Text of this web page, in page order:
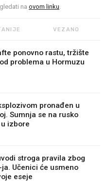
na ovom linku
VEZANO
ponovno rastu, tržište
problema u Hormuzu
pronađen u
Sumnja se na rusko
izbore
stroga pravila zbog
ja. Učenici će usmeno
eseje